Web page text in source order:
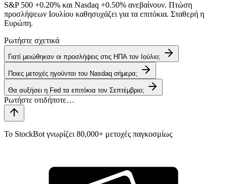
S&P 500 +0.20% και Nasdaq +0.50% ανεβαίνουν. Πτώση
προσλήψεων Ιουλίου καθησυχάζει για τα επιτόκια. Σταθερή η
Ευρώπη.
Ρωτήστε σχετικά
Γιατί μειώθηκαν οι προσλήψεις στις ΗΠΑ τον Ιούλιο;
Ποιες μετοχές ηγούνται του Nasdaq σήμερα;
Θα αυξήσει η Fed τα επιτόκια τον Σεπτέμβριο;
Το StockBot γνωρίζει 80,000+ μετοχές παγκοσμίως